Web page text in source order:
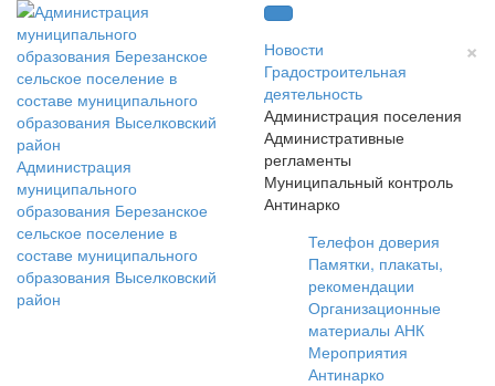
Администрация
муниципального
образования Березанское
сельское поселение в
составе муниципального
образования Выселковский
район
×
Новости
Градостроительная
деятельность
Администрация поселения
Административные
регламенты
Муниципальный контроль
Антинарко
Телефон доверия
Памятки, плакаты,
рекомендации
Организационные
материалы АНК
Мероприятия
Антинарко